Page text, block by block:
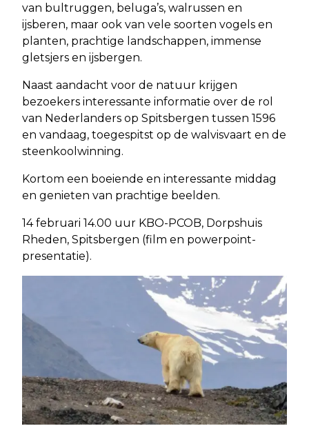
van bultruggen, beluga’s, walrussen en
ijsberen, maar ook van vele soorten vogels en
planten, prachtige landschappen, immense
gletsjers en ijsbergen.
Naast aandacht voor de natuur krijgen
bezoekers interessante informatie over de rol
van Nederlanders op Spitsbergen tussen 1596
en vandaag, toegespitst op de walvisvaart en de
steenkoolwinning.
Kortom een boeiende en interessante middag
en genieten van prachtige beelden.
14 februari 14.00 uur KBO-PCOB, Dorpshuis
Rheden, Spitsbergen (film en powerpoint-
presentatie).